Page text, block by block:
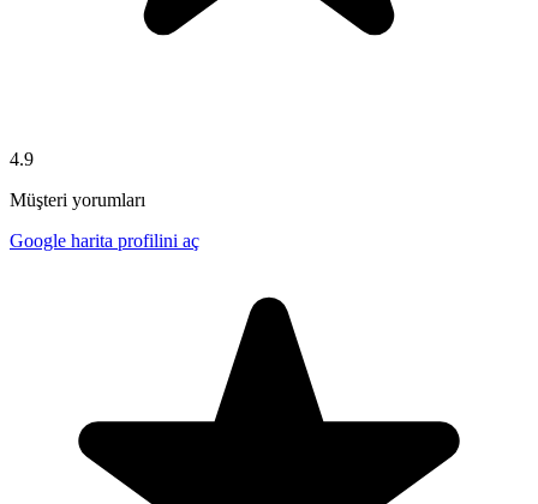
4.9
Müşteri yorumları
Google harita profilini aç